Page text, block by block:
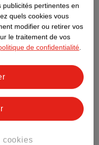
(pas encore) de "Nature
et la livraison
pertinentes en
quels cookies vous
modifier ou retirer vos
le traitement de vos
de confidentialité.
cookies